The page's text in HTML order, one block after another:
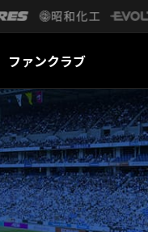
ファンクラブ